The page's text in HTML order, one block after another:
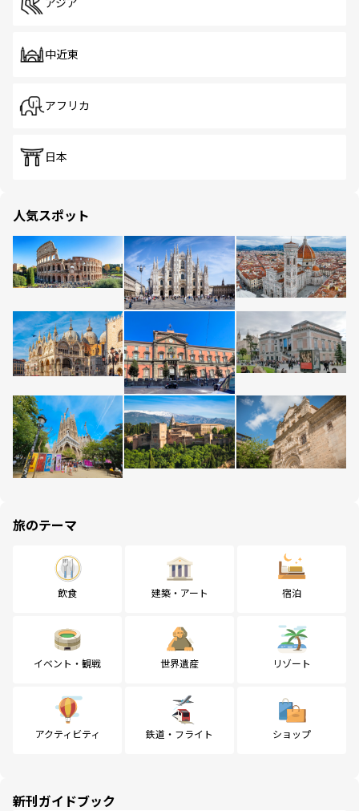
アジア
中近東
アフリカ
日本
人気スポット
旅のテーマ
飲食 建築・アート 宿泊
イベント・観戦 世界遺産 リゾート
アクティビティ 鉄道・フライト ショップ
新刊ガイドブック